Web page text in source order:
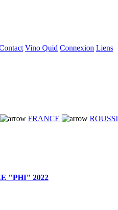
Vino Quid Connexion Liens
FRANCE
"PHI" 2022